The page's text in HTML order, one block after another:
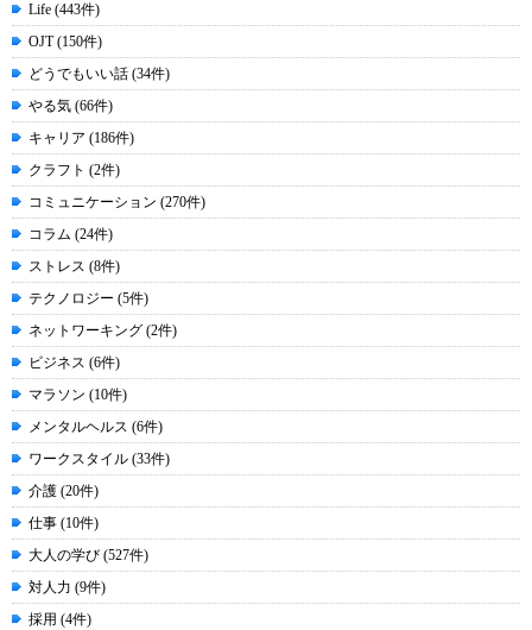
Life (443件)
OJT (150件)
どうでもいい話 (34件)
やる気 (66件)
キャリア (186件)
クラフト (2件)
コミュニケーション (270件)
コラム (24件)
ストレス (8件)
テクノロジー (5件)
ネットワーキング (2件)
ビジネス (6件)
マラソン (10件)
メンタルヘルス (6件)
ワークスタイル (33件)
介護 (20件)
仕事 (10件)
大人の学び (527件)
対人力 (9件)
採用 (4件)